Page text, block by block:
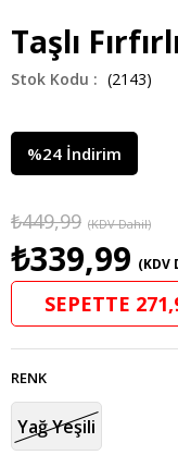
Taşlı
(2143)
%24 İndirim
₺449,99 (KDV Dahil)
₺339,99 (KDV
SEPETTE
RENK
Yağ Yeşili